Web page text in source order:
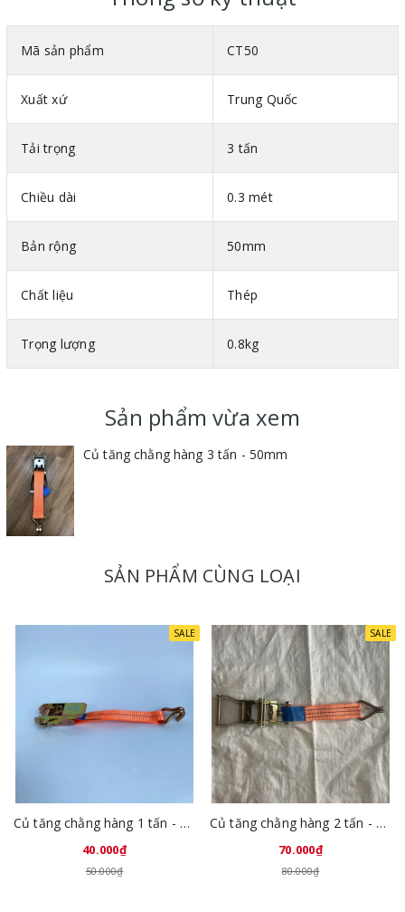
Video hướng dẫn sử dụng tăng đơ vải chằng hàng
Chất liệu sợi : 100% polyester có độ bền và chịu mài mòn cực
Dây tăng đơ vải chằng hàng 50mmcó khả năng chịu tải
rất bền chắc trong quá trình sử dụng.
Trọng lượng nhẹ, nhỏ gọn giúp dễ dàng thao tác trong quá trình
sử dụng.
Hình ảnh tăng đơ vải chằng hàng bản 50mm
Ưu điểm khi sử dụng dây tăng đơ vải chằng
Mã sản phẩm CT50
Xuất xứ Trung Quốc
Tải trọng 3 tấn
Chiều dài 0.3 mét
Bản rộng 50mm
Chất liệu Thép
Trọng lượng 0.8kg
Sản phẩm vừa xem
Củ tăng chằng hàng 3 tấn - 50mm
SẢN PHẨM CÙNG LOẠI
SALE
Củ tăng chằng hàng 1 tấn - 25mm
40.000₫
50.000₫
SALE
Củ tăng chằng hàng 2 tấn - 38mm
70.000₫
80.000₫